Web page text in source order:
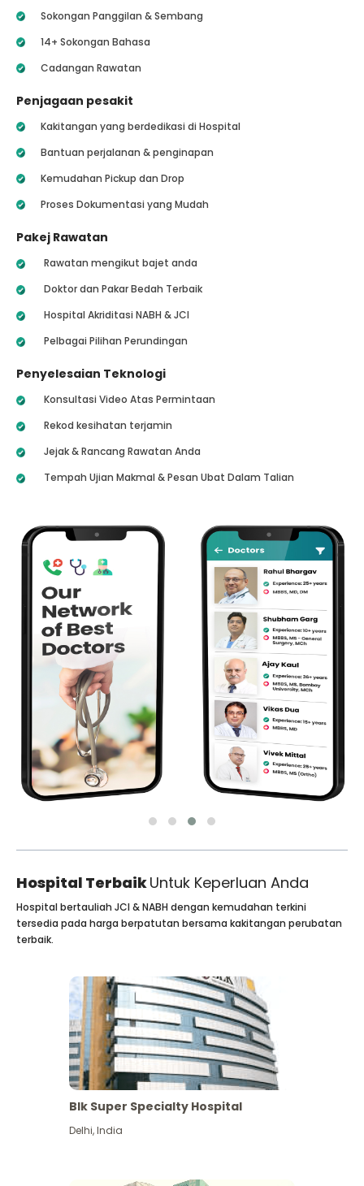
Sokongan Panggilan & Sembang
14+ Sokongan Bahasa
Cadangan Rawatan
Penjagaan pesakit
Kakitangan yang berdedikasi di Hospital
Bantuan perjalanan & penginapan
Kemudahan Pickup dan Drop
Proses Dokumentasi yang Mudah
Pakej Rawatan
Rawatan mengikut bajet anda
Doktor dan Pakar Bedah Terbaik
Hospital Akriditasi NABH & JCI
Pelbagai Pilihan Perundingan
Penyelesaian Teknologi
Konsultasi Video Atas Permintaan
Rekod kesihatan terjamin
Jejak & Rancang Rawatan Anda
Tempah Ujian Makmal & Pesan Ubat Dalam Talian
Hospital TerbaikUntuk Keperluan Anda
Hospital bertauliah JCI & NABH dengan kemudahan terkini
tersedia pada harga berpatutan bersama kakitangan perubatan
terbaik.
Blk Super Specialty Hospital
Delhi,India